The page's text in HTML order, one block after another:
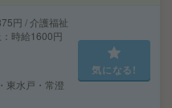
円 / 介護福祉
時給1600円
東水戸・常澄
気になる!